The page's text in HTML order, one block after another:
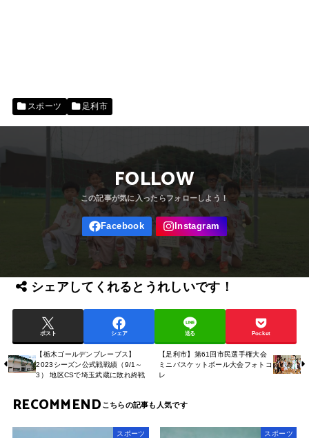
スポーツ 足利市
FOLLOW
シェアしてくれるとうれしいです！
ポスト シェア 送る Pocket
【栃木ゴールデンブレーブス】
2023シーズン公式戦戦績（9/1～
3） 地区CSで埼玉武蔵に敗れ終戦
【足利市】第61回市民選手権大会
ミニバスケットボール大会フォトコ
レ
RECOMMEND
スポーツ スポーツ